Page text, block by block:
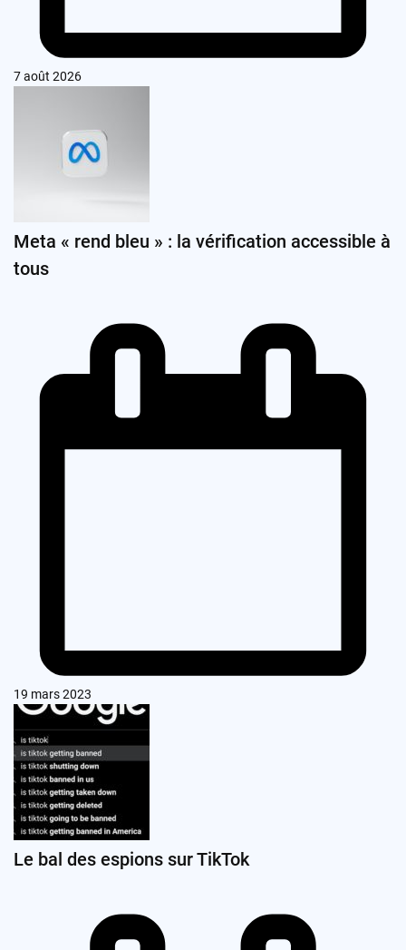
7 août 2026
Meta « rend bleu » : la vérification accessible à
tous
19 mars 2023
Le bal des espions sur TikTok